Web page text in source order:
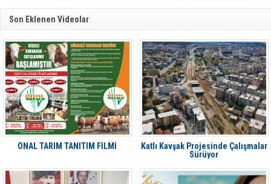
Son Eklenen Videolar
ÖNAL TARIM TANITIM FİLMİ
Katlı Kavşak Projesinde Çalışmalar
Sürüyor